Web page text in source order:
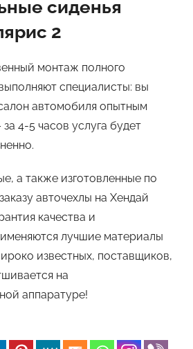
сиденья
2
монтаж полного
специалисты: вы
автомобиля опытным
4-5 часов услуга будет
а также изготовленные по
авточехлы на Хендай
качества и
лучшие материалы
известных, поставщиков,
на
аппаратуре!